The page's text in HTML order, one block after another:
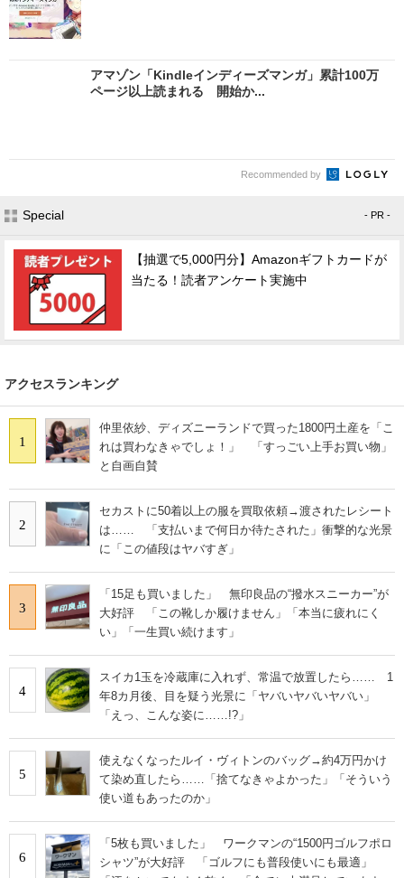
アマゾン「Kindleインディーズマンガ」累計100万
ページ以上読まれる 開始か...
Recommended by
Special - PR -
【抽選で5,000円分】Amazonギフトカードが
当たる！読者アンケート実施中
アクセスランキング
1
仲里依紗、ディズニーランドで買った1800円土産を「こ
れは買わなきゃでしょ！」 「すっごい上手お買い物」
と自画自賛
2
セカストに50着以上の服を買取依頼→渡されたレシート
は…… 「支払いまで何日か待たされた」衝撃的な光景
に「この値段はヤバすぎ」
3
「15足も買いました」 無印良品の“撥水スニーカー”が
大好評 「この靴しか履けません」「本当に疲れにく
い」「一生買い続けます」
4
スイカ1玉を冷蔵庫に入れず、常温で放置したら…… 1
年8カ月後、目を疑う光景に「ヤバいヤバいヤバい」
「えっ、こんな姿に……!?」
5
使えなくなったルイ・ヴィトンのバッグ→約4万円かけ
て染め直したら……「捨てなきゃよかった」「そういう
使い道もあったのか」
6
「5枚も買いました」 ワークマンの“1500円ゴルフポロ
シャツ”が大好評 「ゴルフにも普段使いにも最適」